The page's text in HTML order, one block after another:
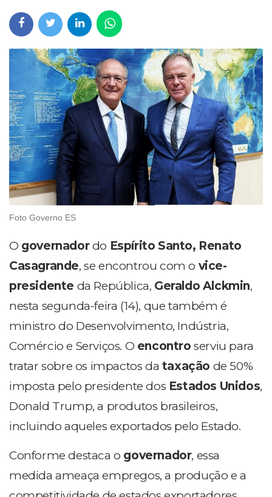
Foto Governo ES
O governadordo Espírito Santo, Renato
Casagrande, se encontrou com o vice-
presidente da República, Geraldo Alckmin,
nesta segunda-feira (14), que também é
ministro do Desenvolvimento, Indústria,
Comércio e Serviços. O encontroserviu para
tratar sobre os impactos da taxação de 50%
imposta pelo presidente dos Estados Unidos,
Donald Trump, a produtos brasileiros,
incluindo aqueles exportados pelo Estado.
Conforme destaca o governador, essa
medida ameaça empregos, a produção e a